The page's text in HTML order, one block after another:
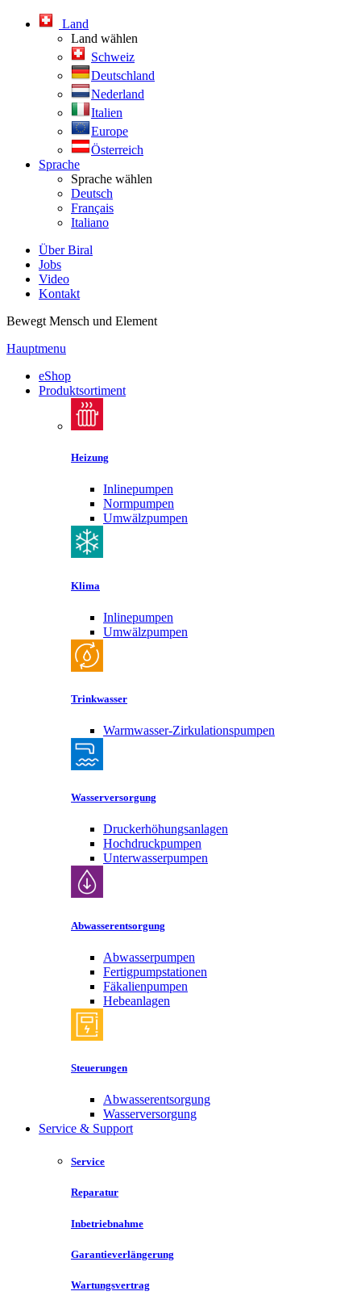
Land
Land wählen
Schweiz
Deutschland
Nederland
Italien
Europe
Österreich
Sprache
Sprache wählen
Deutsch
Français
Italiano
Über Biral
Jobs
Video
Kontakt
Bewegt Mensch und Element
Hauptmenu
eShop
Produktsortiment
Heizung
Inlinepumpen
Normpumpen
Umwälzpumpen
Klima
Inlinepumpen
Umwälzpumpen
Trinkwasser
Warmwasser-Zirkulationspumpen
Wasserversorgung
Druckerhöhungsanlagen
Hochdruckpumpen
Unterwasserpumpen
Abwasserentsorgung
Abwasserpumpen
Fertigpumpstationen
Fäkalienpumpen
Hebeanlagen
Steuerungen
Abwasserentsorgung
Wasserversorgung
Service & Support
Service
Reparatur
Inbetriebnahme
Garantieverlängerung
Wartungsvertrag